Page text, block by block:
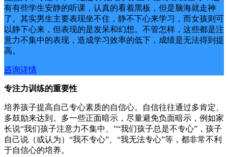
有有些学生安静的听课，认真的看着黑板，但是脑海就走神
了。其实男生主要表现坐不住，静不下心来学习，而女孩则可
以静下心来，但表现的是发呆和幻想。不管怎样，这些都是注
意力不集中的表现，造成学习效率的低下，成绩是无法得到提
高。
咨询详情
专注力训练的重要性
培养孩子提高自己专心素质的自信心。自信往往通过多肯定、
多鼓励来达到。多一些正面暗示，尽量避免负面暗示，例如家
长说“我们孩子注意力不集中、”“我们孩子总是不专心”，孩子
自己说（或认为）“我不专心”、“我无法专心”等，都非常不利
于自信心的培养。